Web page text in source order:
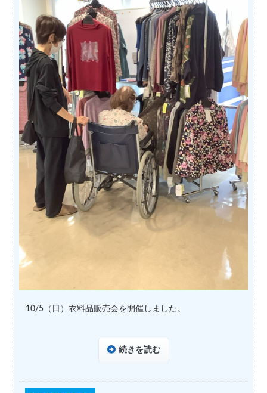
10/5（日）衣料品販売会を開催しました。
続きを読む